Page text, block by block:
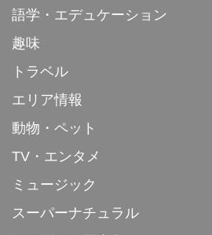
語学・エデュケーション
趣味
トラベル
エリア情報
動物・ペット
TV・エンタメ
ミュージック
スーパーナチュラル